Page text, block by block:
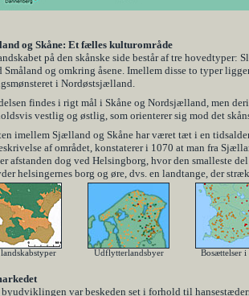
og Skåne: Et fælles kulturområde
på den skånske side består af tre
Småland og omkring åsene. Imellem disse to typer
i Nordøstsjælland.
findes i rigt mål i Skåne og Nordsjælland, men
vestlig og østlig, som orienterer sig mod det
imellem Sjælland og Skåne har været tæt i en
af området, konstaterer i 1070 at man fra
afstanden dog ved Helsingborg, hvor den smalleste
helsingernes borg og øre, dvs. en landtange, der
Udflytterlandsbyer Bosættelser i
byudviklingen var beskeden set i forhold til